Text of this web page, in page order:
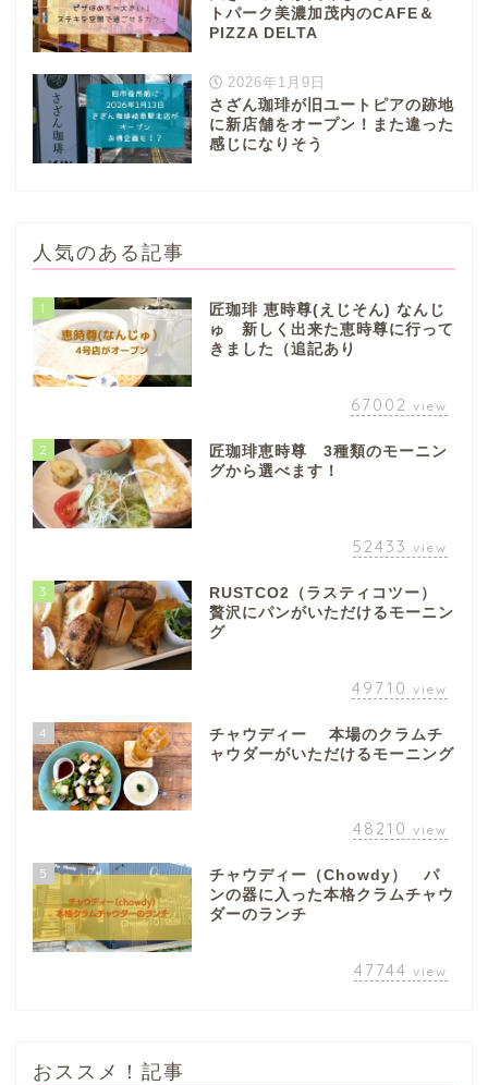
トパーク美濃加茂内のCAFE＆
PIZZA DELTA
2026年1月9日
さざん珈琲が旧ユートピアの跡地
に新店舗をオープン！また違った
感じになりそう
人気のある記事
1
匠珈琲 恵時尊(えじそん) なんじ
ゅ 新しく出来た恵時尊に行って
きました（追記あり
67002 view
2
匠珈琲恵時尊 3種類のモーニン
グから選べます！
52433 view
3
RUSTCO2（ラスティコツー）
贅沢にパンがいただけるモーニン
グ
49710 view
4
チャウディー 本場のクラムチ
ャウダーがいただけるモーニング
48210 view
5
チャウディー（Chowdy） パ
ンの器に入った本格クラムチャウ
ダーのランチ
47744 view
おススメ！記事